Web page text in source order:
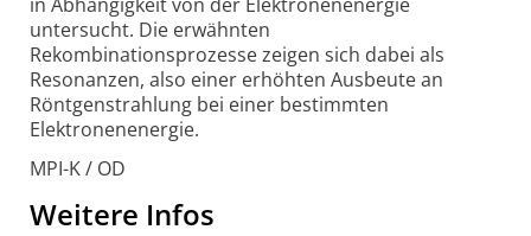
untersucht. Die erwähnten
Rekombinationsprozesse zeigen sich dabei als
Resonanzen, also einer erhöhten Ausbeute an
Röntgenstrahlung bei einer bestimmten
Elektronenenergie.
MPI-K / OD
Weitere Infos